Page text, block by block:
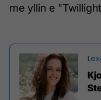
me yllin e